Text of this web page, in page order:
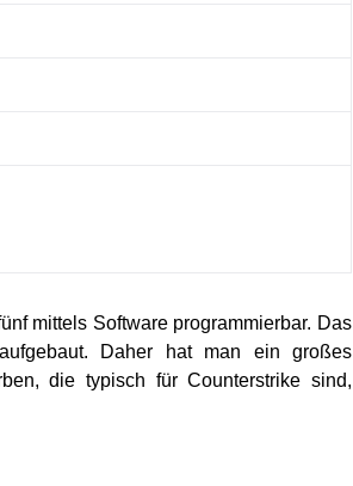
mittels Software programmierbar. Das
Daher hat man ein großes
die typisch für Counterstrike sind,